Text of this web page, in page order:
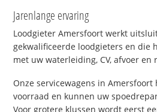
Jarenlange ervaring
Loodgieter Amersfoort werkt
gekwalificeerde loodgieters en die
met uw waterleiding, CV, afvoer en
Onze servicewagens in
voorraad en kunnen uw
Voor grotere klussen wordt eerst